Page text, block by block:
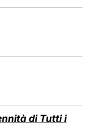
di Tutti i